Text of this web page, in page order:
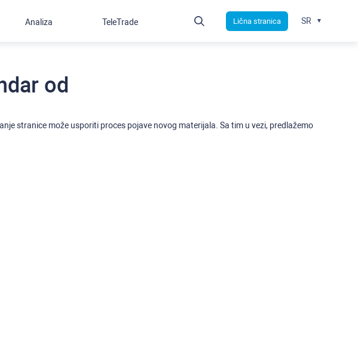
od
stranice može usporiti proces pojave novog materijala. Sa tim u vezi, predlažemo
Analiza TeleTrade Lična stranica SR